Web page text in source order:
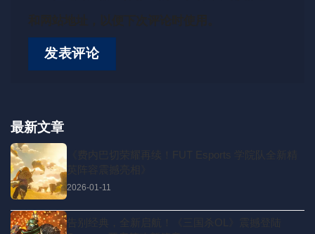
最新文章
《费内巴切荣耀再续！FUT Esports 学院队全新精
英阵容震撼亮相》
2026-01-11
告别经典，全新启航！《三国杀OL》震撼登陆